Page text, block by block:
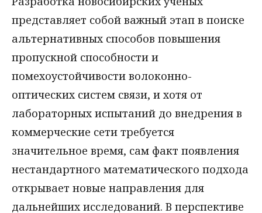
представляет собой важный этап в поиске
альтернативных способов повышения
пропускной способности и
помехоустойчивости волоконно-
оптических систем связи, и хотя от
лабораторных испытаний до внедрения в
коммерческие сети требуется
значительное время, сам факт появления
нестандартного математического подхода
открывает новые направления для
дальнейших исследований. В перспективе